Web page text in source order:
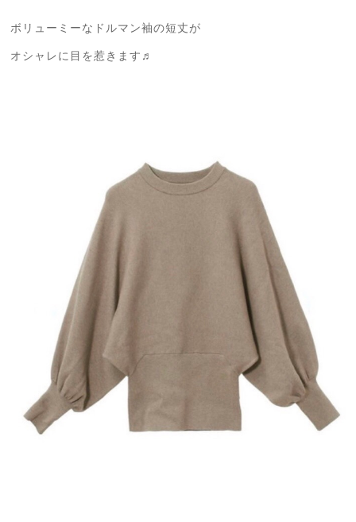
ボリューミーなドルマン袖の短丈が
オシャレに目を惹きます♬